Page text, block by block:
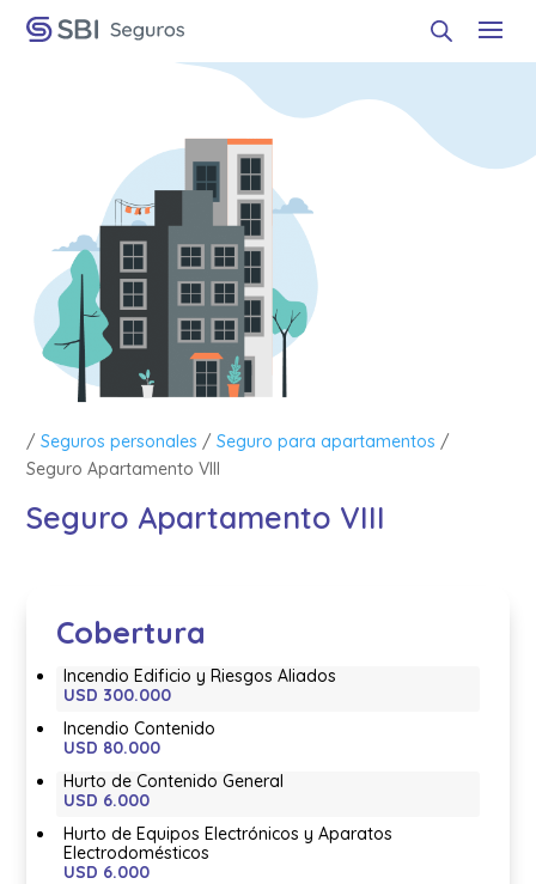
/Seguros personales /Seguro para apartamentos /
Seguro Apartamento VIII
Seguro Apartamento VIII
Cobertura
Incendio Edificio y Riesgos Aliados
USD 300.000
Incendio Contenido
USD 80.000
Hurto de Contenido General
USD 6.000
Hurto de Equipos Electrónicos y Aparatos
Electrodomésticos
USD 6.000